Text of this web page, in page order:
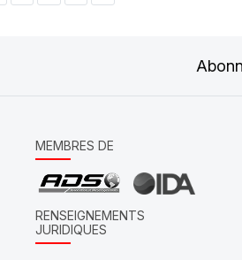
MEMBRES DE
RENSEIGNEMENTS
JURIDIQUES